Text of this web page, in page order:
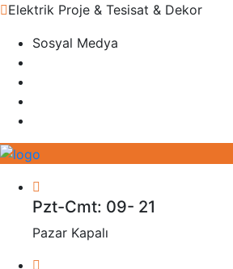
Elektrik Proje & Tesisat & Dekor
Sosyal Medya
Pzt-Cmt: 09- 21
Pazar Kapalı